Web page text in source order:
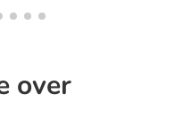
over